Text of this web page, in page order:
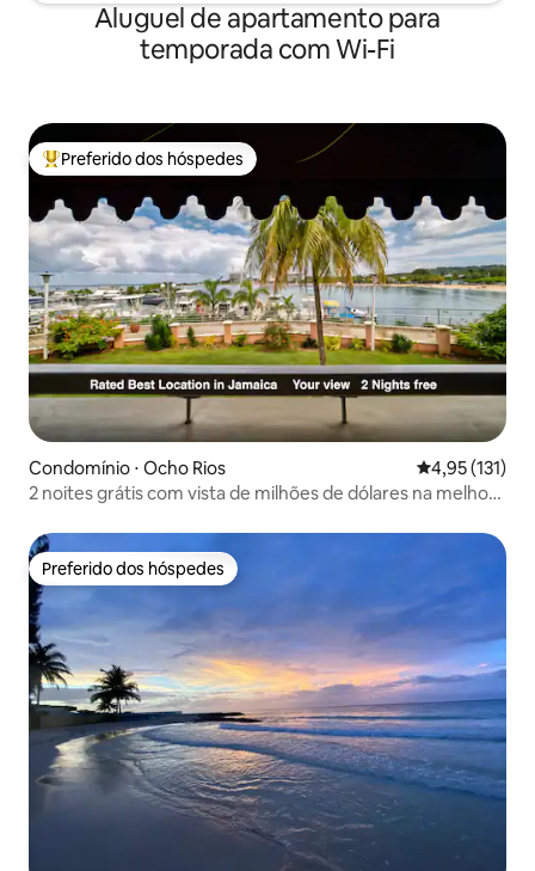
Aluguel de apartamento para
temporada com Wi-Fi
Entre os melhores preferidos dos hóspedes
Preferido dos hóspedes
Condomínio ⋅ Ocho Rios 4,95 de uma
4,95 (131)
2 noites grátis com vista de milhões de dólares na melhor
Preferido dos hóspedes
Preferido dos hóspedes